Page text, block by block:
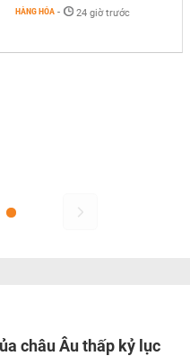
HÀNG HÓA - 24 giờ trước
châu Âu thấp kỷ lục